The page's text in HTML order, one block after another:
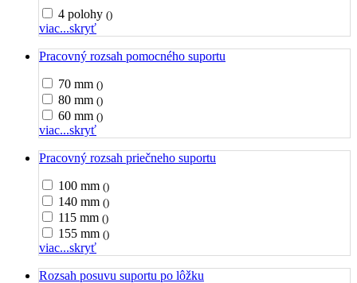
4 polohy ()
viac...skryť
Pracovný rozsah pomocného suportu
70 mm ()
80 mm ()
60 mm ()
viac...skryť
Pracovný rozsah priečneho suportu
100 mm ()
140 mm ()
115 mm ()
155 mm ()
viac...skryť
Rozsah posuvu suportu po lôžku